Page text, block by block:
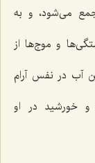
می‌شود، و به
و موج‌ها از
آب در نفس آرام
خورشید در او